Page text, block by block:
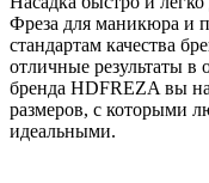
Фреза для маникюра и
стандартам качества
отличные результаты в
бренда HDFREZA вы
размеров, с которыми
идеальными.